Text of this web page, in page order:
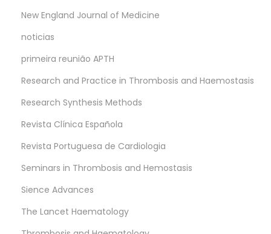
New England Journal of Medicine
noticias
primeira reunião APTH
Research and Practice in Thrombosis and Haemostasis
Research Synthesis Methods
Revista Clínica Española
Revista Portuguesa de Cardiologia
Seminars in Thrombosis and Hemostasis
Sience Advances
The Lancet Haematology